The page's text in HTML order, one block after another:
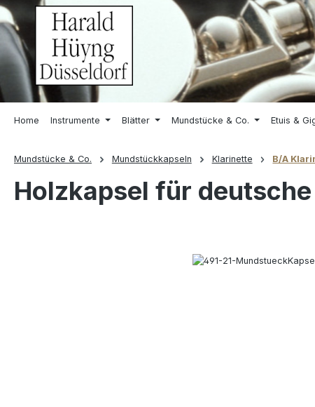
Zur Hauptnavigation springen
Home Instrumente Blätter Mundstücke & Co. Etuis &
Mundstücke & Co. Mundstückkapseln Klarinette B/A
Holzkapsel für